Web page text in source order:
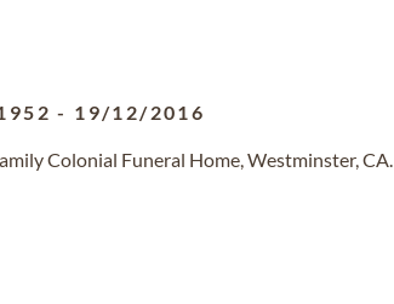
- 19/12/2016
Colonial Funeral Home, Westminster, CA.